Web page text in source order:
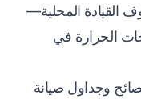
القيادة المحلية—
الحرارة في
وجداول صيانة